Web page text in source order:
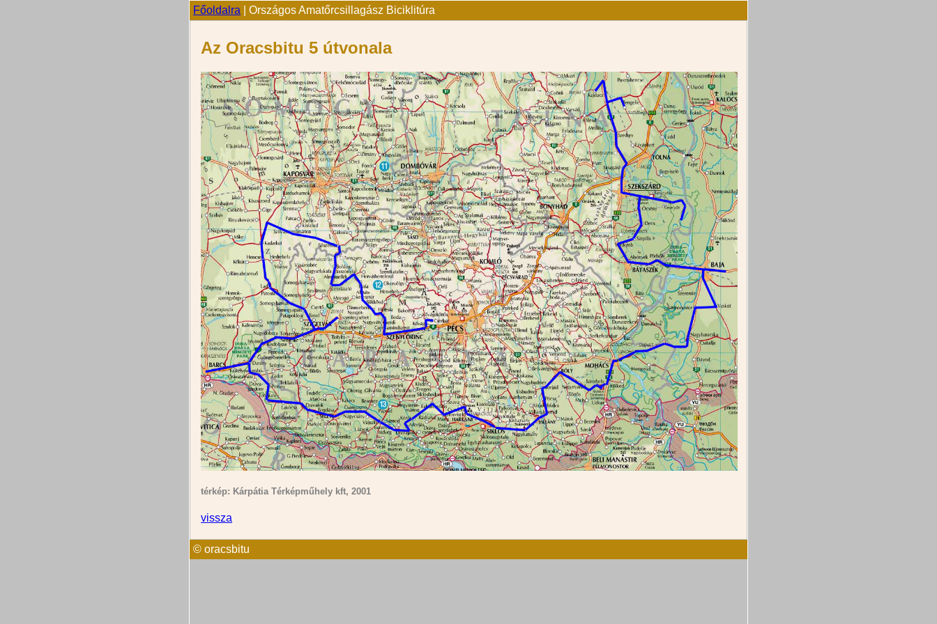
Főoldalra | Országos Amatőrcsillagász Biciklitúra
Az Oracsbitu 5 útvonala
térkép: Kárpátia Térképműhely kft, 2001
vissza
© oracsbitu